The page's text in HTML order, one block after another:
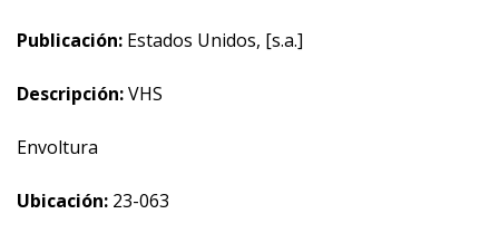
Publicación: Estados Unidos, [s.a.]
Descripción:VHS
Envoltura
Ubicación: 23-063